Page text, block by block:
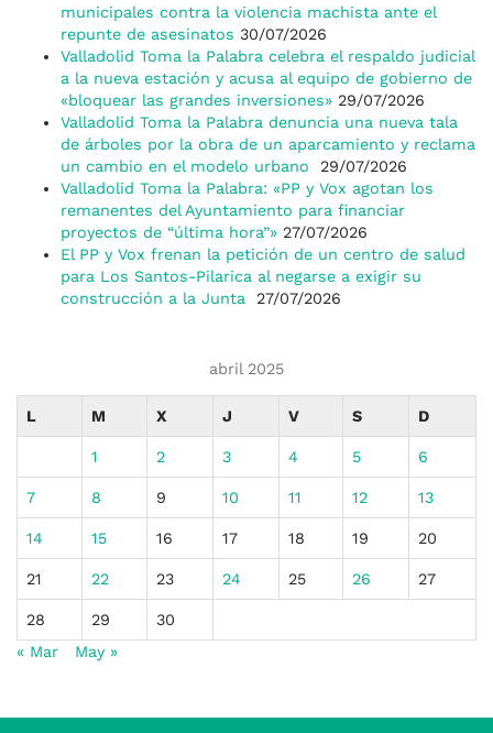
municipales contra la violencia machista ante el
repunte de asesinatos 30/07/2026
Valladolid Toma la Palabra celebra el respaldo judicial
a la nueva estación y acusa al equipo de gobierno de
«bloquear las grandes inversiones» 29/07/2026
Valladolid Toma la Palabra denuncia una nueva tala
de árboles por la obra de un aparcamiento y reclama
un cambio en el modelo urbano
29/07/2026
Valladolid Toma la Palabra: «PP y Vox agotan los
remanentes del Ayuntamiento para financiar
proyectos de “última hora”» 27/07/2026
El PP y Vox frenan la petición de un centro de salud
para Los Santos-Pilarica al negarse a exigir su
construcción a la Junta
27/07/2026
abril 2025
L M X J V S D
1 2 3 4 5 6
7 8 9 10 11 12 13
14 15 16 17 18 19 20
21 22 23 24 25 26 27
28 29
30
« Mar
May »